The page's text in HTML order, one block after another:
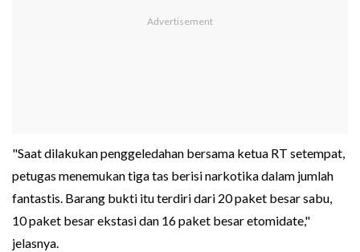
"Saat dilakukan penggeledahan bersama ketua RT setempat,
petugas menemukan tiga tas berisi narkotika dalam jumlah
fantastis. Barang bukti itu terdiri dari 20 paket besar sabu,
10 paket besar ekstasi dan 16 paket besar etomidate,"
jelasnya.